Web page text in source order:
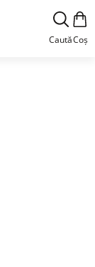
CautăCoș